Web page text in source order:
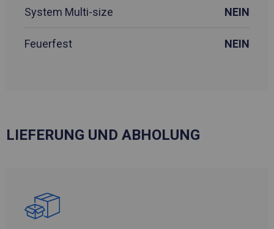
System Multi-size NEIN
Feuerfest NEIN
LIEFERUNG UND ABHOLUNG